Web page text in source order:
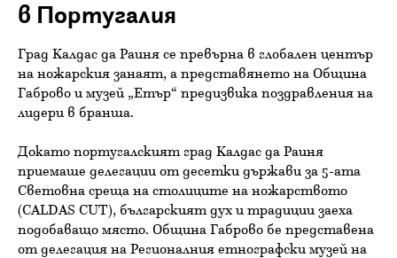
в Португалия
Град Калдас да Раиня се превърна в глобален център
на ножарския занаят, а представянето на Община
Габрово и музей „Етър“ предизвика поздравления на
лидери в бранша.
Докато португалският град Калдас да Раиня
приемаше делегации от десетки държави за 5-ата
Световна среща на столиците на ножарството
(CALDAS CUT), българският дух и традиции заеха
подобаващо място. Община Габрово бе представена
от делегация на Регионалния етнографски музей на